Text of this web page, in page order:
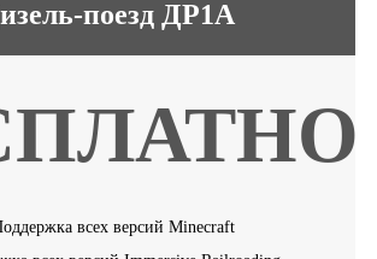
поезд ДР1А
всех версий Minecraft